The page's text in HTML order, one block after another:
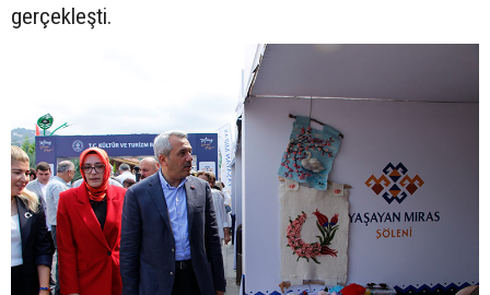
gerçekleşti.